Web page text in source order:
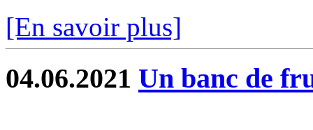
[En savoir plus]
04.06.2021 Un banc de